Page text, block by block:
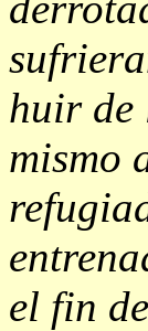
huir de
mismo
el fin